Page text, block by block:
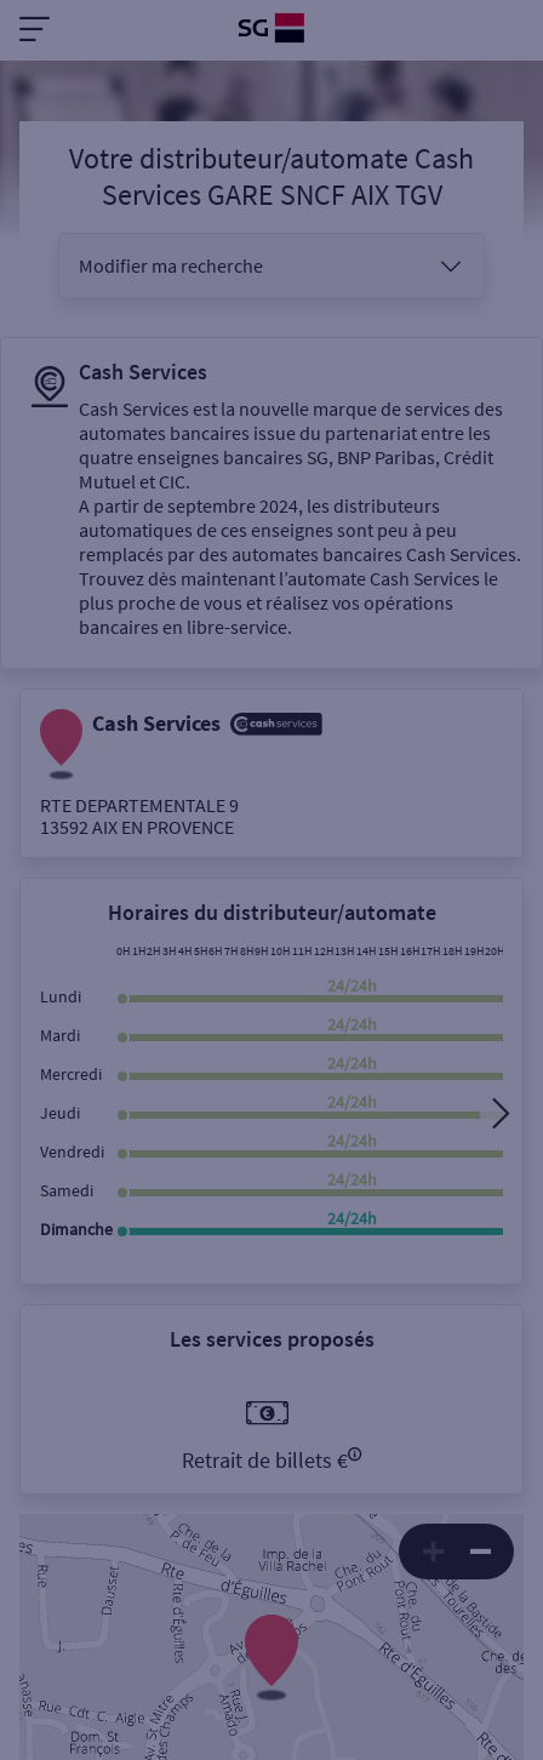
Votre distributeur/automate Cash
Services GARE SNCF AIX TGV
Modifier ma recherche
Sélectionnez votre recherche
Un service
Autour de moi
Rue
Cash Services
Cash Services est la nouvelle marque de services des
automates bancaires issue du partenariat entre les
quatre enseignes bancaires SG, BNP Paribas, Crédit
Mutuel et CIC.
A partir de septembre 2024, les distributeurs
automatiques de ces enseignes sont peu à peu
remplacés par des automates bancaires Cash Services.
Trouvez dès maintenant l’automate Cash Services le
plus proche de vous et réalisez vos opérations
bancaires en libre-service.
Cash Services
RTE DEPARTEMENTALE 9
13592AIX EN PROVENCE
Horaires du distributeur/automate
0H 1H2H3H4H5H6H7H8H9H 10H 11H 12H13H 14H 15H 16H17H 18H 19H20H
Lundi
24/24h
Mardi
24/24h
Mercredi
24/24h
Jeudi
24/24h
Vendredi
24/24h
Samedi
24/24h
Dimanche
24/24h
Les services proposés
Retrait de billets €